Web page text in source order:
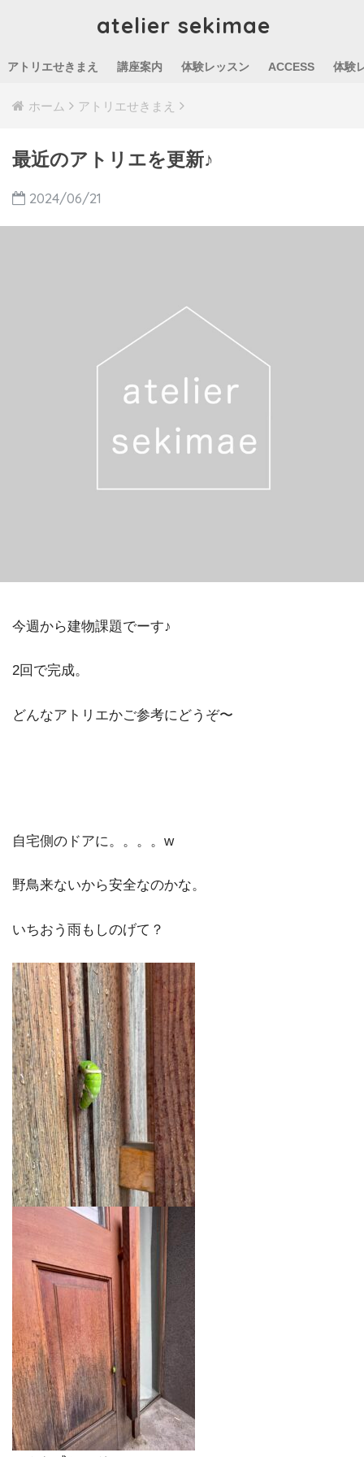
atelier sekimae
アトリエせきまえ 講座案内 体験レッスン ACCESS 体験
ホーム アトリエせきまえ
最近のアトリエを更新♪
2024/06/21
今週から建物課題でーす♪
2回で完成。
どんなアトリエかご参考にどうぞ〜
自宅側のドアに。。。。w
野鳥来ないから安全なのかな。
いちおう雨もしのげて？